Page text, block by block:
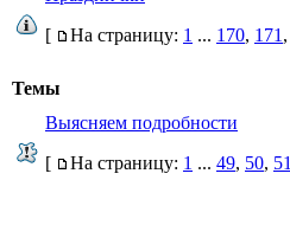
[
На страницу: 1 ... 170, 171 ,
Темы
Выясняем подробности
[
На страницу: 1 ... 49, 50, 51